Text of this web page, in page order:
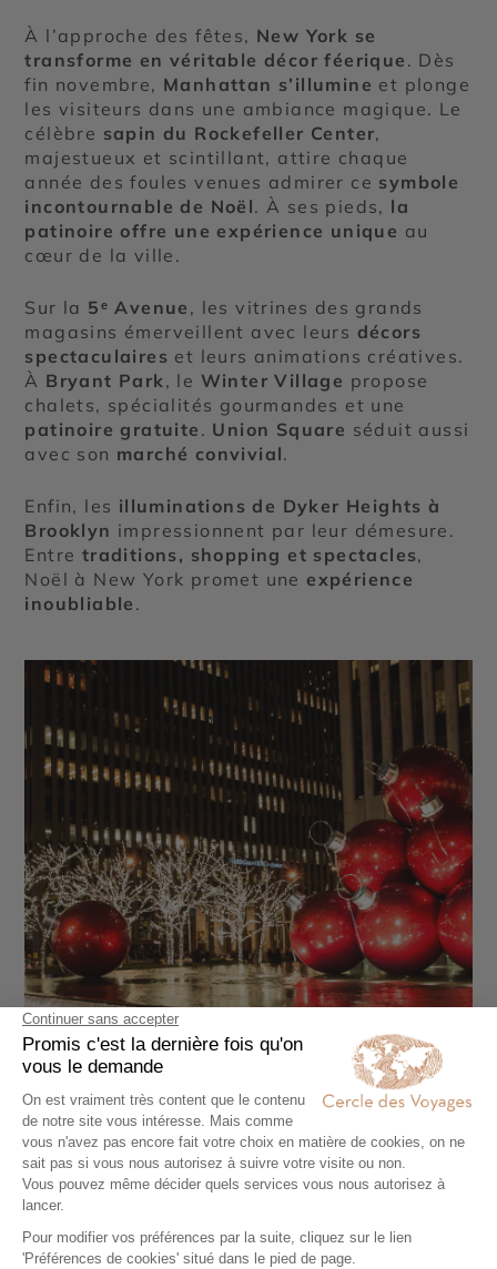
À l’approche des fêtes, New York se
transforme en véritable décor féerique . Dès
fin novembre, Manhattan s’illumine et plonge
les visiteurs dans une ambiance magique. Le
célèbre sapin du Rockefeller Center,
majestueux et scintillant, attire chaque
année des foules venues admirer ce symbole
incontournable de Noël. À ses pieds, la
patinoire offre une expérience unique au
cœur de la ville.
Sur la 5ᵉ Avenue , les vitrines des grands
magasins émerveillent avec leurs décors
spectaculaires et leurs animations créatives.
À Bryant Park , le Winter Village propose
chalets, spécialités gourmandes et une
patinoire gratuite . Union Square séduit aussi
avec son marché convivial.
Enfin, les illuminations de Dyker Heights à
Brooklyn impressionnent par leur démesure.
Entre traditions, shopping et spectacles,
Noël à New York promet une expérience
inoubliable .
©
Les plus belles
expériences en famille